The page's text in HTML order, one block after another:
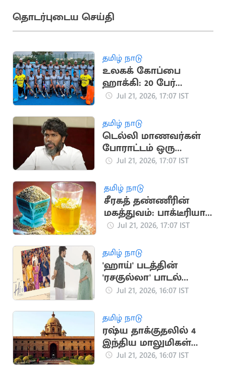
தொடர்புடைய செய்தி
தமிழ் நாடு
உலகக் கோப்பை
ஹாக்கி: 20 பேர்
கொண்ட இந்திய
Jul 21, 2026, 17:07 IST
தமிழ் நாடு
டெல்லி மாணவர்கள்
போராட்டம் ஒரு
தலைமுறையின்
பா.ரஞ்சித்
Jul 21, 2026, 17:07 IST
தமிழ் நாடு
சீரகத் தண்ணீரின்
மகத்துவம்: பாக்டீரியா
தொற்று முதல் இதய
Jul 21, 2026, 17:07 IST
தமிழ் நாடு
'ஹாய்' படத்தின்
'ரசகுல்லா' பாடல்
நாளை வெளியீடு
Jul 21, 2026, 16:07 IST
தமிழ் நாடு
ரஷ்ய தாக்குதலில் 4
இந்திய மாலுமிகள்
பலி: இந்தியா
Jul 21, 2026, 16:07 IST